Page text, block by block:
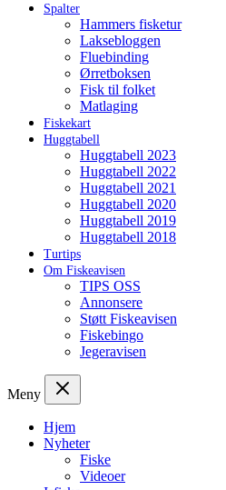
Spalter
Hammers fisketur
Laksebloggen
Fluebinding
Ørretboksen
Fisk til folket
Matlaging
Fiskekart
Huggtabell
Huggtabell 2023
Huggtabell 2022
Huggtabell 2021
Huggtabell 2020
Huggtabell 2019
Huggtabell 2018
Turtips
Om Fiskeavisen
TIPS OSS
Annonsere
Støtt Fiskeavisen
Fiskebingo
Jegeravisen
Meny
Hjem
Nyheter
Fiske
Videoer